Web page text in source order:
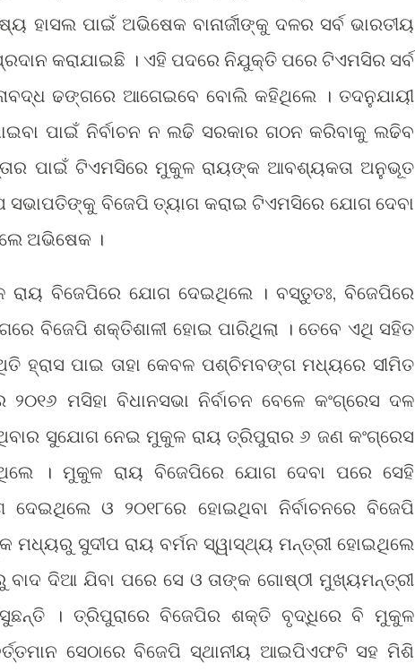
ହାସଲ ପାଇଁ ଅଭିଷେକ ବାନାର୍ଜୀଙ୍କୁ ଦଳର ସର୍ବ ଭାରତୀୟ
କରାଯାଇଛି । ଏହି ପଦରେ ନିଯୁକ୍ତି ପରେ ଟିଏମସିର ସର୍ବ
ଢଙ୍ଗରେ ଆଗେଇବେ ବୋଲି କହିଥିଲେ । ତଦନୁଯାୟୀ
ପାଇଁ ନିର୍ବାଚନ ନ ଲଢି ସରକାର ଗଠନ କରିବାକୁ ଲଢିବ
ପାଇଁ ଟିଏମସିରେ ମୁକୁଳ ରାୟଙ୍କ ଆବଶ୍ୟକତା ଅନୁଭୂତ
ସଭାପତିଙ୍କୁ ବିଜେପି ତ୍ୟାଗ କରାଇ ଟିଏମସିରେ ଯୋଗ ଦେବା
ଅଭିଷେକ ।
ରାୟ ବିଜେପିରେ ଯୋଗ ଦେଇଥିଲେ । ବସ୍ତୁତଃ, ବିଜେପିରେ
ବିଜେପି ଶକ୍ତିଶାଳୀ ହୋଇ ପାରିଥିଲା । ତେବେ ଏଥି ସହିତ
ହ୍ରାସ ପାଇ ତାହା କେବଳ ପଶ୍ଚିମବଙ୍ଗ ମଧ୍ୟରେ ସୀମିତ
ମସିହା ବିଧାନସଭା ନିର୍ବାଚନ ବେଳେ କଂଗ୍ରେସ ଦଳ
ସୁଯୋଗ ନେଇ ମୁକୁଳ ରାୟ ତ୍ରିପୁରାର ୬ ଜଣ କଂଗ୍ରେସ
। ମୁକୁଳ ରାୟ ବିଜେପିରେ ଯୋଗ ଦେବା ପରେ ସେହି
ଓ ୨୦୧୮ରେ ହୋଇଥିବା ନିର୍ବାଚନରେ ବିଜେପି
ମଧ୍ୟରୁ ସୁଦୀପ ରାୟ ବର୍ମନ ସ୍ୱାସ୍ଥ୍ୟ ମନ୍ତ୍ରୀ ହୋଇଥିଲେ
ବାଦ ଦିଆ ଯିବା ପରେ ସେ ଓ ତାଙ୍କ ଗୋଷ୍ଠୀ ମୁଖ୍ୟମନ୍ତ୍ରୀ
। ତ୍ରିପୁରାରେ ବିଜେପିର ଶକ୍ତି ବୃଦ୍ଧିରେ ବି ମୁକୁଳ
ସେଠାରେ ବିଜେପି ସ୍ଥାନୀୟ ଆଇପିଏଫଟି ସହ ମିଶି